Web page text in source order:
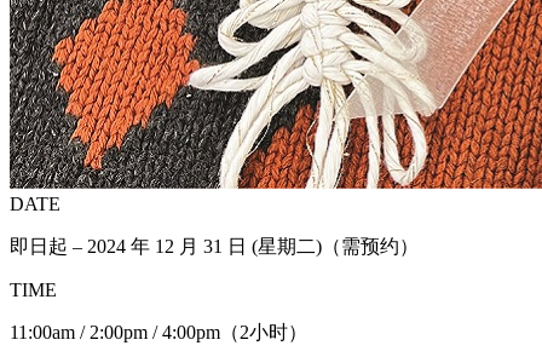
DATE
即日起 – 2024 年 12 月 31 日 (星期二)（需预约）
TIME
11:00am / 2:00pm / 4:00pm（2小时）